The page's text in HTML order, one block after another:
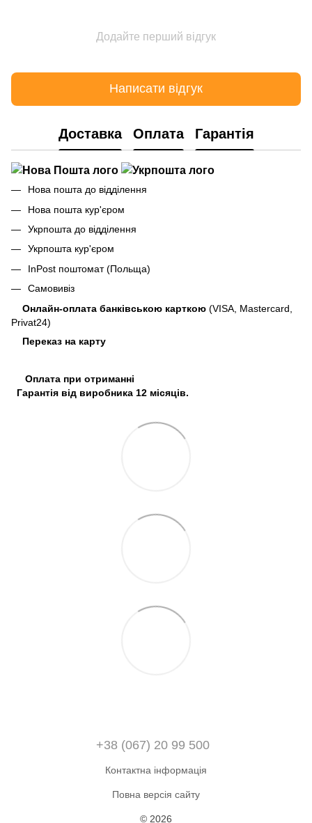
Додайте перший відгук
Написати відгук
Доставка Оплата Гарантія
Нова пошта до відділення
Нова пошта кур'єром
Укрпошта до відділення
Укрпошта кур'єром
InPost поштомат (Польща)
Самовивіз
Онлайн-оплата банківською карткою (VISA, Mastercard,
Privat24)
Переказ на карту
Оплата при отриманні
Гарантія від виробника 12 місяців.
+38 (067) 20 99 500
Контактна інформація
Повна версія сайту
© 2026